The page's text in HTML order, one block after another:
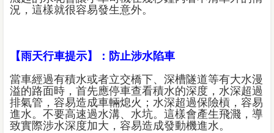
況，這樣就很容易發生意外。
【雨天行車提示】：防止涉水陷車
當車經過有積水或者立交橋下、深槽隧道等有大水漫
溢的路面時，首先應停車查看積水的深度，水深超過
排氣管，容易造成車輛熄火；水深超過保險槓，容易
進水。不要高速過水溝、水坑。這樣會產生飛濺，導
致實際涉水深度加大，容易造成發動機進水。